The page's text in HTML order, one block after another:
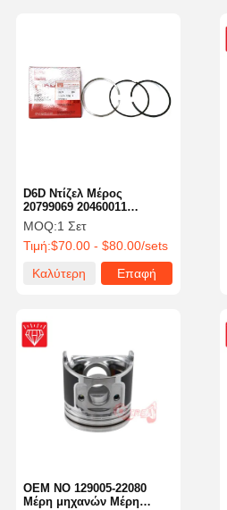
D6D Ντίζελ Μέρος
20799069 20460011
Πιστονικό δαχτυλίδι για
τον εκσκαφέα 0450-1365
Πιστονικό EC210B EC240B
MOQ:1 Σετ
Τιμή:$70.00 - $80.00/sets
Καλύτερη
Επαφή
OEM NO 129005-22080
Μέρη μηχανών Μέρη